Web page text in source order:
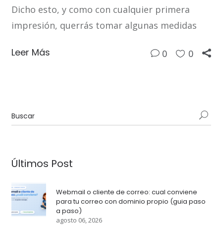
Dicho esto, y como con cualquier primera
impresión, querrás tomar algunas medidas
Leer Más 0 0
Últimos Post
Webmail o cliente de correo: cual conviene
para tu correo con dominio propio (guia paso
a paso)
agosto 06, 2026